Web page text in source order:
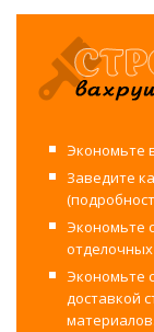
Экономьте
Заведите
Экономьте
Экономьте
доставкой
материалов.